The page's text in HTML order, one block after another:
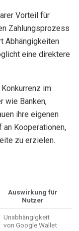
Vorteil für
Zahlungsprozess
Abhängigkeiten
eine direktere
im
wie Banken,
ihre eigenen
an Kooperationen,
zu erzielen.
Auswirkung für
Nutzer
Unabhängigkeit
von Google Wallet